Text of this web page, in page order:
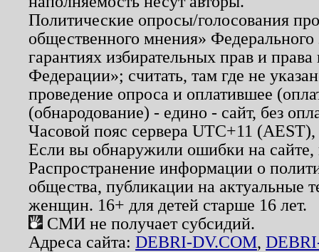
Политические опросы/голосования
общественного мнения»
гарантиях избирательных прав и
Федерации»; считать, там где не
проведение опроса и оплатившее
(обнародование) - едино - сайт, без
Часовой пояс сервера UTC+11
Если вы обнаружили ошибки на
Распространение информации о
общества, публикации на актуальные
женщин. 16+ для детей старше 16 лет.
СМИ не получает субсидий.
Адреса сайта: DEBRI-DV.COM,